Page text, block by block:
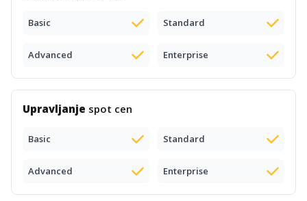
Basic Standard
Advanced Enterprise
Upravljanje spot cen
Basic Standard
Advanced Enterprise